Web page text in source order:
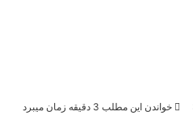
خواندن این مطلب 3 دقیقه زمان میبرد